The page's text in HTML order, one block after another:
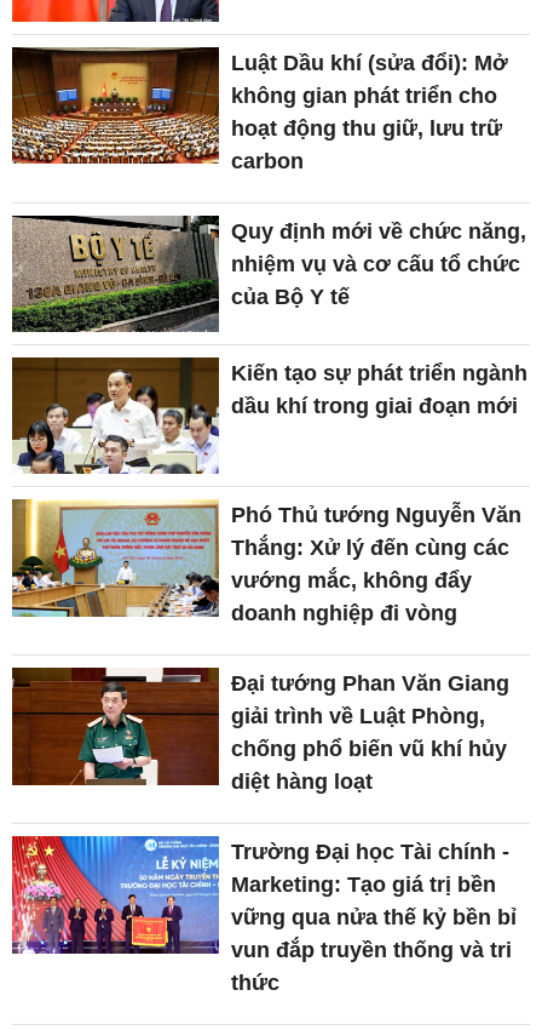
Luật Dầu khí (sửa đổi): Mở
không gian phát triển cho
hoạt động thu giữ, lưu trữ
carbon
Quy định mới về chức năng,
nhiệm vụ và cơ cấu tổ chức
của Bộ Y tế
Kiến tạo sự phát triển ngành
dầu khí trong giai đoạn mới
Phó Thủ tướng Nguyễn Văn
Thắng: Xử lý đến cùng các
vướng mắc, không đẩy
doanh nghiệp đi vòng
Đại tướng Phan Văn Giang
giải trình về Luật Phòng,
chống phổ biến vũ khí hủy
diệt hàng loạt
Trường Đại học Tài chính -
Marketing: Tạo giá trị bền
vững qua nửa thế kỷ bền bỉ
vun đắp truyền thống và tri
thức